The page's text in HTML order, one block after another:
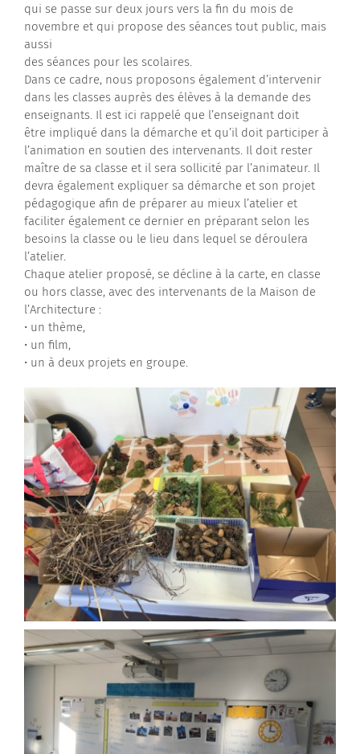
qui se passe sur deux jours vers la fin du mois de
novembre et qui propose des séances tout public, mais
aussi
des séances pour les scolaires.
Dans ce cadre, nous proposons également d’intervenir
dans les classes auprès des élèves à la demande des
enseignants. Il est ici rappelé que l’enseignant doit
être impliqué dans la démarche et qu’il doit participer à
l’animation en soutien des intervenants. Il doit rester
maître de sa classe et il sera sollicité par l’animateur. Il
devra également expliquer sa démarche et son projet
pédagogique afin de préparer au mieux l’atelier et
faciliter également ce dernier en préparant selon les
besoins la classe ou le lieu dans lequel se déroulera
l’atelier.
Chaque atelier proposé, se décline à la carte, en classe
ou hors classe, avec des intervenants de la Maison de
l’Architecture :
• un thème,
• un film,
• un à deux projets en groupe.